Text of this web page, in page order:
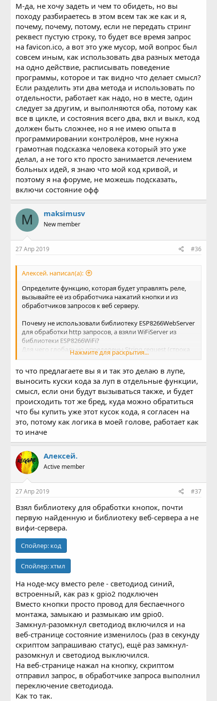
В функции loop, в стеке, String request аж две штуки,
одна в области видимости накрывающая другую.
Мусора очень много, что то работает вопреки, а не
благодаря.
Такое впечатление, что вы сами не понимаете что
делаете.
М-да, не хочу задеть и чем то обидеть, но вы
походу разбираетесь в этом всем так же как и я,
почему, почему, потому, если не передать стринг
реквест пустую строку, то будет все время запрос
на favicon.ico, а вот это уже мусор, мой вопрос был
совсем иным, как использовать два разных метода
на одно действие, расписывать поведение
программы, которое и так видно что делает смысл?
Если разделить эти два метода и использовать по
отдельности, работает как надо, но в месте, один
следует за другим, и выполняются оба, потому как
все в цикле, и состояния всего два, вкл и выкл, код
должен быть сложнее, но я не имею опыта в
программировании контролёров, мне нужна
грамотная подсказка человека который это уже
делал, а не того кто просто занимается лечением
больных идей, я знаю что мой код кривой, и
поэтому я на форуме, не можешь подсказать,
включи состояние офф
M maksimusv
New member
27 Апр 2019 #36
Алексей. написал(а):
Определите функцию, которая будет управлять реле,
вызывайте её из обработчика нажатий кнопки и из
обработчиков запросов к веб серверу.
Почему не использовали библиотеку ESP8266WebServer
для обработки http запросов, а взяли WiFiServer из
библиотеки ESP8266WiFi?
Для чего глобально определены String request (строка
14) и WiFiClient client (строка 32) которые не
В функции loop, в стеке, String request аж две штуки,
одна в области видимости накрывающая другую.
Мусора очень много, что то работает вопреки, а не
благодаря.
Такое впечатление, что вы сами не понимаете что
делаете.
Нажмите для раскрытия...
то что предлагаете вы я и так это делаю в лупе,
выносить куски кода за луп в отдельные функции,
смысл, если они будут вызываться также, и будет
происходить тот же бред, куда можно обратиться
что бы купить уже этот кусок кода, я согласен на
это, потому как логика в моей голове, работает как
то иначе
Алексей.
Active member
27 Апр 2019 #37
Взял библиотеку для обработки кнопок, почти
первую найденную и библиотеку веб-сервера а не
вифи-сервера.
Спойлер: код
Спойлер:хтмл
На ноде-мсу вместо реле - светодиод синий,
встроенный, как раз к gpio2 подключен
Вместо кнопки просто провод для беспаечного
монтажа, замыкаю и размыкаю им gpio0.
Замкнул-разомкнул светодиод включился и на
веб-странице состояние изменилось (раз в секунду
скриптом запрашиваю статус), ещё раз замкнул-
разомкнул и светодиод выключился.
На веб-странице нажал на кнопку, скриптом
отправил запрос, в обработчике запроса выполнил
переключение светодиода.
Как то так.